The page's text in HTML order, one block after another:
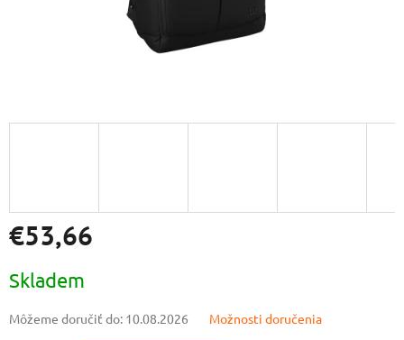
€53,66
cena:
Skladem
Môžeme doručiť do: 10.08.2026 Možnosti doručenia